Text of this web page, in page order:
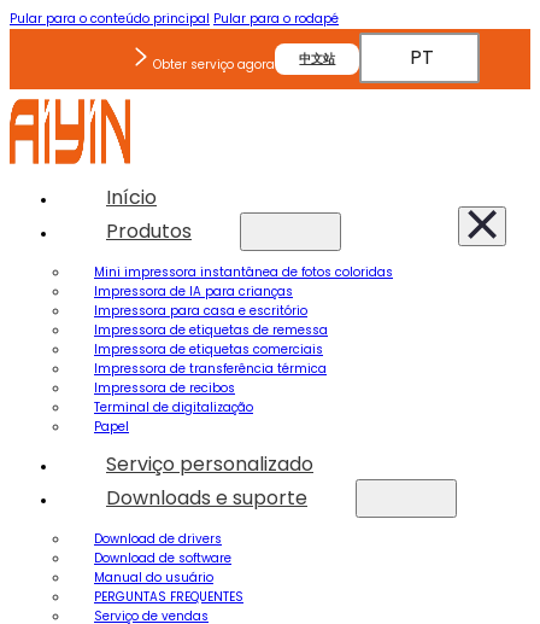
Pular para o conteúdo principal Pular para o rodapé
Obter serviço agora 中文站 PT
Início
Produtos
Mini impressora instantânea de fotos coloridas
Impressora de IA para crianças
Impressora para casa e escritório
Impressora de etiquetas de remessa
Impressora de etiquetas comerciais
Impressora de transferência térmica
Impressora de recibos
Terminal de digitalização
Papel
Serviço personalizado
Downloads e suporte
Download de drivers
Download de software
Manual do usuário
PERGUNTAS FREQUENTES
Serviço de vendas